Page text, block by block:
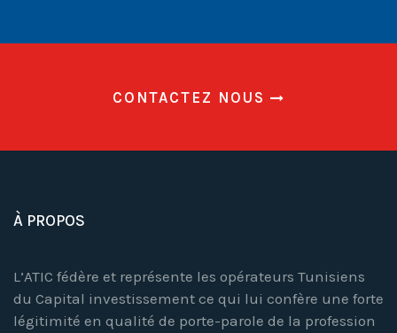
CONTACTEZ NOUS
À PROPOS
L’ATIC fédère et représente les opérateurs Tunisiens
du Capital investissement ce qui lui confère une forte
légitimité en qualité de porte-parole de la profession